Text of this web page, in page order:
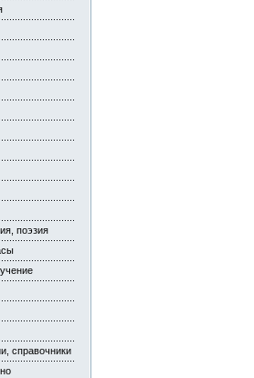
поэзия
справочники